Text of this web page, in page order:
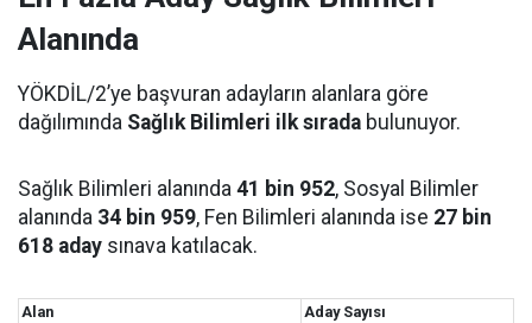
Alanında
YÖKDİL/2’ye başvuran adayların alanlara göre
dağılımında Sağlık Bilimleri ilk sırada bulunuyor.
Sağlık Bilimleri alanında 41 bin 952, Sosyal Bilimler
alanında 34 bin 959, Fen Bilimleri alanında ise 27 bin
618 aday sınava katılacak.
Alan
Aday Sayısı